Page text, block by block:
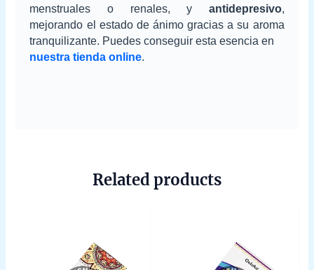
menstruales o renales, y antidepresivo,
mejorando el estado de ánimo gracias a su aroma
tranquilizante. Puedes conseguir esta esencia en
nuestra tienda online.
Related products